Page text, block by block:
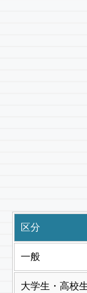
区分
一般
大学生・高校